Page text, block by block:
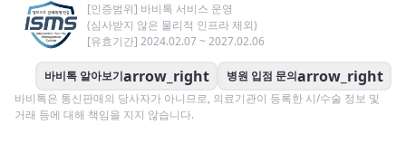
[인증범위] 바비톡 서비스 운영
(심사받지 않은 물리적 인프라 제외)
[유효기간] 2024.02.07 ~ 2027.02.06
바비톡 알아보기arrow_right 병원 입점 문의arrow_right
바비톡은 통신판매의 당사자가 아니므로, 의료기관이 등록한 시/수술 정보 및
거래 등에 대해 책임을 지지 않습니다.